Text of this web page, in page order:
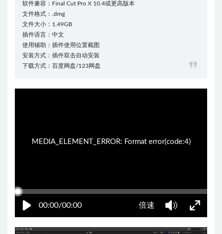
软件兼容：Final Cut Pro X 10.4或更高版本
文件格式：.dmg
文件大小：1.49GB
插件语言：中文
使用辅助：插件使用位置截图
安装方式：插件双击自动安装
下载方式：百度网盘/123网盘
00:00/00:00 倍速
MEDIA_ELEMENT_ERROR: Format error(code:4)